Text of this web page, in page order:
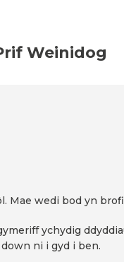
Weinidog
Mae wedi bod yn
ychydig
ni i gyd i ben.